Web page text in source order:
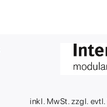
inkl. MwSt. zzgl. evtl.